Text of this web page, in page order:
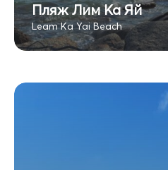
Пляж Лим Ка Яй
Leam Ka Yai Beach